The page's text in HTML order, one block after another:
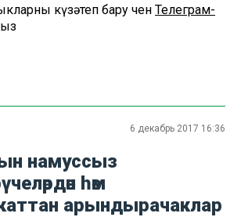
күзәтеп бару өчен Телеграм-
6 декабрь 2017 16:36
намуссыз
һәм
арындырачаклар